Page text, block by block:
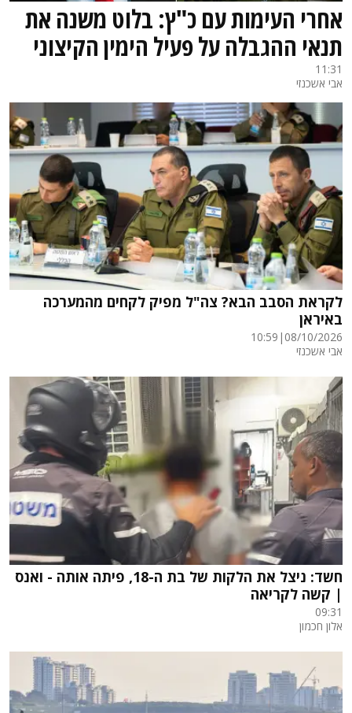
אחרי העימות עם כ"ץ: בלוט משנה את
תנאי ההגבלה על פעיל הימין הקיצוני
11:31
אבי אשכנזי
לקראת הסבב הבא? צה"ל מפיק לקחים מהמערכה
באיראן
08/10/2026
|
10:59
אבי אשכנזי
חשד: ניצל את הלקות של בת ה-18, פיתה אותה - ואנס
| קשה לקריאה
09:31
אלון חכמון